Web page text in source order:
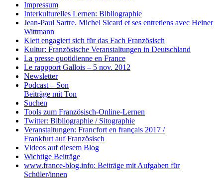
Impressum
Interkulturelles Lernen: Bibliographie
Jean-Paul Sartre. Michel Sicard et ses entretiens avec Heiner
Wittmann
Klett engagiert sich für das Fach Französisch
Kultur: Französische Veranstaltungen in Deutschland
La presse quotidienne en France
Le rappport Gallois – 5 nov. 2012
Newsletter
Podcast – Son
Beiträge mit Ton
Suchen
Tools zum Französisch-Online-Lernen
Twitter: Bibliographie / Sitographie
Veranstaltungen: Francfort en français 2017 /
Frankfurt auf Französisch
Videos auf diesem Blog
Wichtige Beiträge
www.france-blog.info: Beiträge mit Aufgaben für
Schüler/innen